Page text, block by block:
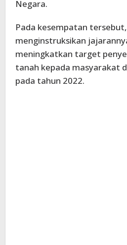
Negara.
Pada kesempatan
menginstruksikan
meningkatkan target
tanah kepada masyarakat
pada tahun 2022.